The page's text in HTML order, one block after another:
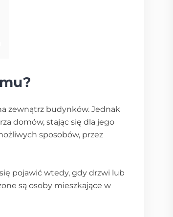
zewnątrz budynków. Jednak
domów, stając się dla jego
sposobów, przez
pojawić wtedy, gdy drzwi lub
są osoby mieszkające w